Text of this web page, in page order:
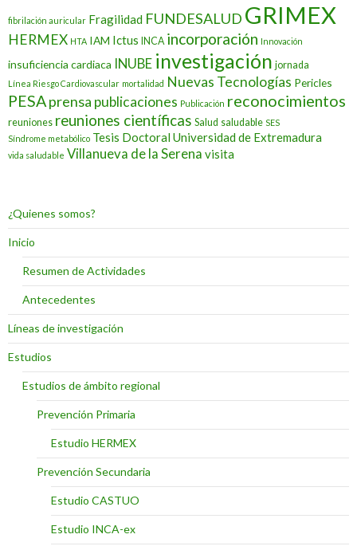
fibrilación auricular Fragilidad FUNDESALUD GRIMEX
HERMEX HTA IAM Ictus INCA incorporación Innovación
insuficiencia cardiaca INUBE investigación jornada
Línea Riesgo Cardiovascular mortalidad Nuevas Tecnologías Pericles
PESAprensa publicaciones Publicación reconocimientos
reuniones reuniones científicas Salud saludable SES
Síndrome metabólico Tesis Doctoral Universidad de Extremadura
vida saludable Villanueva de la Serena visita
¿Quienes somos?
Inicio
Resumen de Actividades
Antecedentes
Líneas de investigación
Estudios
Estudios de ámbito regional
Prevención Primaria
Estudio HERMEX
Prevención Secundaria
Estudio CASTUO
Estudio INCA-ex